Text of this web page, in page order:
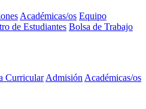
Académicas/os Equipo
de Estudiantes Bolsa de Trabajo
Curricular Admisión Académicas/os